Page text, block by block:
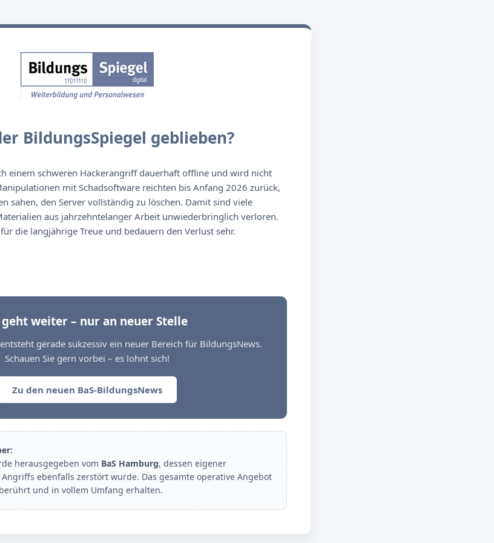
BildungsSpiegel geblieben?
einem schweren Hackerangriff dauerhaft offline und wird nicht
mit Schadsoftware reichten bis Anfang 2026 zurück,
sahen, den Server vollständig zu löschen. Damit sind viele
aus jahrzehntelanger Arbeit unwiederbringlich verloren.
die langjährige Treue und bedauern den Verlust sehr.
geht weiter – nur an neuer Stelle
gerade sukzessiv ein neuer Bereich für BildungsNews.
Schauen Sie gern vorbei – es lohnt sich!
Zu den neuen BaS-BildungsNews
herausgegeben vom BaS Hamburg, dessen eigener
ebenfalls zerstört wurde. Das gesamte operative Angebot
und in vollem Umfang erhalten.